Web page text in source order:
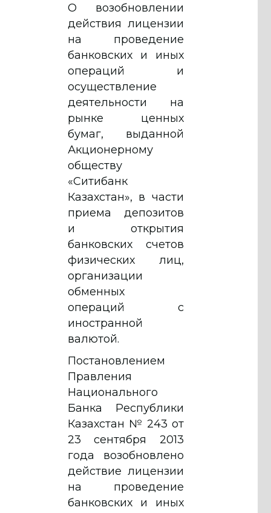
О возобновлении
действия лицензии
на проведение
банковских и иных
операций и
осуществление
деятельности на
рынке ценных
бумаг, выданной
Акционерному
обществу
«Ситибанк
Казахстан», в части
приема депозитов
и открытия
банковских счетов
физических лиц,
организации
обменных
операций с
иностранной
валютой.
Постановлением
Правления
Национального
Банка Республики
Казахстан № 243 от
23 сентября 2013
года возобновлено
действие лицензии
на проведение
банковских и иных